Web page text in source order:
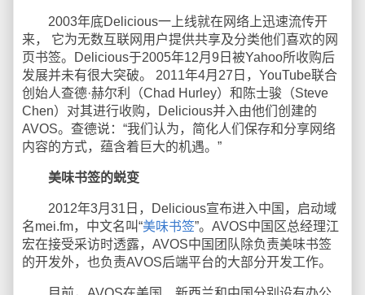
2003年底Delicious一上线就在网络上迅速流传开
来， 它为无数互联网用户提供共享及分类他们喜欢的网
页书签。Delicious于2005年12月9日被Yahoo所收购后
发展并未有很大突破。 2011年4月27日，YouTube联合
创始人查德·赫尔利（Chad Hurley）和陈士骏（Steve
Chen）对其进行收购，Delicious并入由他们创建的
AVOS。查德说：“我们认为，简化人们保存和分享网络
内容的方式，蕴含着巨大的机遇。”
美味书签的蜕变
2012年3月31日，Delicious宣布进入中国，启动域
名mei.fm，中文名叫“美味书签”。AVOS中国区总经理江
宏在接受采访时透露，AVOS中国团队除负责美味书签
的开发外，也负责AVOS后端平台的大部分开发工作。